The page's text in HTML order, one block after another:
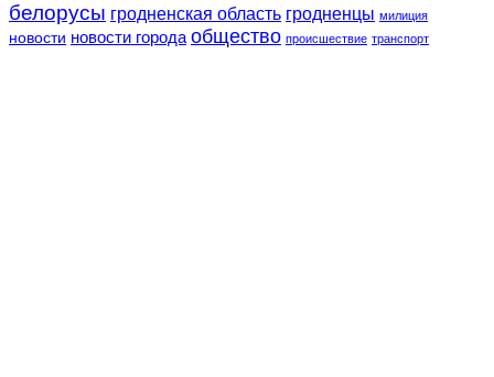
белорусы гродненская область гродненцы милиция
новости новости города общество происшествие транспорт